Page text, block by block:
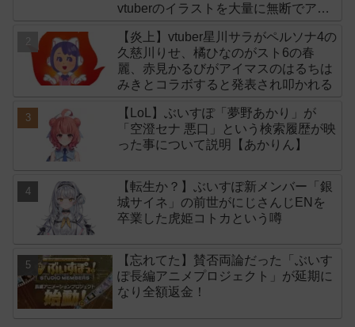
vtuberのイラストを大量に無断でアイ
「NeoBright（ネオブライト）」が謝
罪！
【炎上】vtuber星川サラがペルソナ4の
久慈川りせ、橘ひなのがスト6の春
麗、赤見かるびがアイマスのはるちは
みきとコラボすると発表され叩かれる
【LoL】ぶいすぽ「夢野あかり」が
「空澄セナ 悪口」という検索履歴が映
った事について説明【あかりん】
【転生か？】ぶいすぽ新メンバー「銀
城サイネ」の前世がにじさんじENを
卒業した虎姫コトカという噂
【忘れてた】賛否両論だった「ぶいす
ぽ長編アニメプロジェクト」が延期に
なり全額返金！